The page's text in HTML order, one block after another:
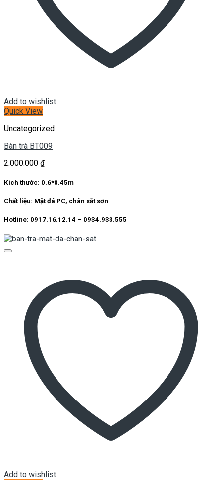
Add to wishlist
Quick View
Uncategorized
Bàn trà BT009
2.000.000 ₫
Kích thước: 0.6*0.45m
Chất liệu: Mặt đá PC, chân sắt sơn
Hotline: 0917.16.12.14 – 0934.933.555
Add to wishlist